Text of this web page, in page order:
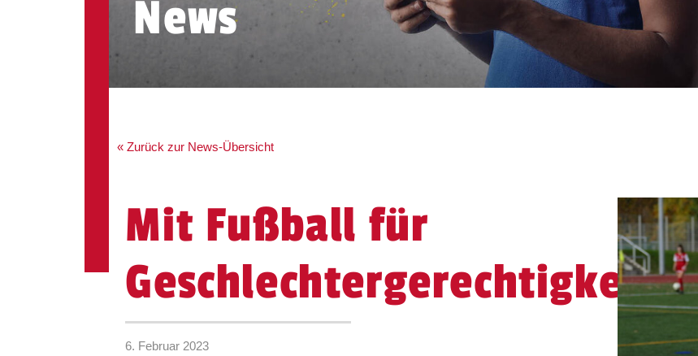
News
« Zurück zur News-Übersicht
Mit Fußball für
Geschlechtergerechtigkeit
6. Februar 2023